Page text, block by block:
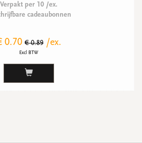
Verpakt per 10 /ex.
cadeaubonnen
0.70€ 0.89 /ex.
Excl BTW